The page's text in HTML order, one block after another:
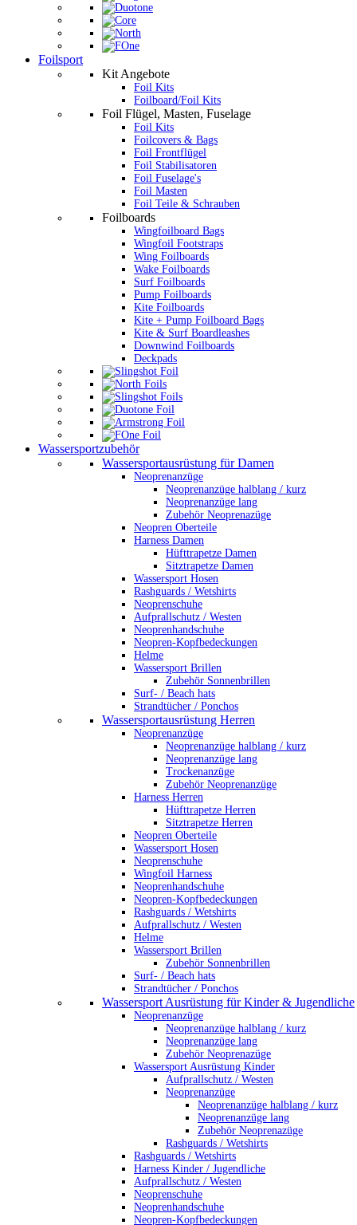
Foilsport
Kit Angebote
Foil Kits
Foilboard/Foil Kits
Foil Flügel, Masten, Fuselage
Foil Kits
Foilcovers & Bags
Foil Frontflügel
Foil Stabilisatoren
Foil Fuselage's
Foil Masten
Foil Teile & Schrauben
Foilboards
Wingfoilboard Bags
Wingfoil Footstraps
Wing Foilboards
Wake Foilboards
Surf Foilboards
Pump Foilboards
Kite Foilboards
Kite + Pump Foilboard Bags
Kite & Surf Boardleashes
Downwind Foilboards
Deckpads
Wassersportzubehör
Wassersportausrüstung für Damen
Neoprenanzüge
Neoprenanzüge halblang / kurz
Neoprenanzüge lang
Zubehör Neoprenazüge
Neopren Oberteile
Harness Damen
Hüfttrapetze Damen
Sitztrapetze Damen
Wassersport Hosen
Rashguards / Wetshirts
Neoprenschuhe
Aufprallschutz / Westen
Neoprenhandschuhe
Neopren-Kopfbedeckungen
Helme
Wassersport Brillen
Zubehör Sonnenbrillen
Surf- / Beach hats
Strandtücher / Ponchos
Wassersportausrüstung Herren
Neoprenanzüge
Neoprenanzüge halblang / kurz
Neoprenanzüge lang
Trockenanzüge
Zubehör Neoprenanzüge
Harness Herren
Hüfttrapetze Herren
Sitztrapetze Herren
Neopren Oberteile
Wassersport Hosen
Neoprenschuhe
Wingfoil Harness
Neoprenhandschuhe
Neopren-Kopfbedeckungen
Rashguards / Wetshirts
Aufprallschutz / Westen
Helme
Wassersport Brillen
Zubehör Sonnenbrillen
Surf- / Beach hats
Strandtücher / Ponchos
Wassersport Ausrüstung für Kinder & Jugendliche
Neoprenanzüge
Neoprenanzüge halblang / kurz
Neoprenanzüge lang
Zubehör Neoprenazüge
Wassersport Ausrüstung Kinder
Aufprallschutz / Westen
Neoprenanzüge
Neoprenanzüge halblang / kurz
Neoprenanzüge lang
Zubehör Neoprenazüge
Rashguards / Wetshirts
Rashguards / Wetshirts
Harness Kinder / Jugendliche
Aufprallschutz / Westen
Neoprenschuhe
Neoprenhandschuhe
Neopren-Kopfbedeckungen